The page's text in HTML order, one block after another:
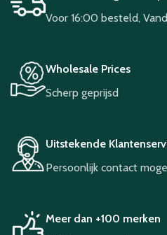
Voor 16:00 besteld,
Wholesale Prices
Scherp geprijsd
Uitstekende
Persoonlijk contact
Meer dan +100 merken